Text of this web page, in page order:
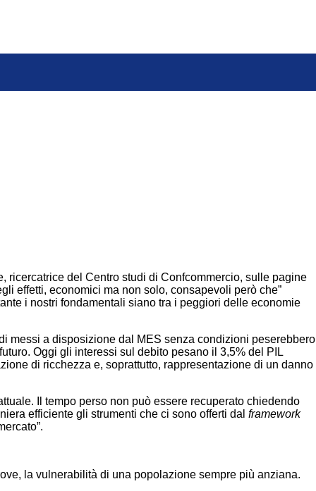
ricercatrice del Centro studi di Confcommercio, sulle pagine
effetti, economici ma non solo, consapevoli però che”
i nostri fondamentali siano tra i peggiori delle economie
messi a disposizione dal MES senza condizioni peserebbero
Oggi gli interessi sul debito pesano il 3,5% del PIL
di ricchezza e, soprattutto, rappresentazione di un danno
Il tempo perso non può essere recuperato chiedendo
efficiente gli strumenti che ci sono offerti dal framework
la vulnerabilità di una popolazione sempre più anziana.